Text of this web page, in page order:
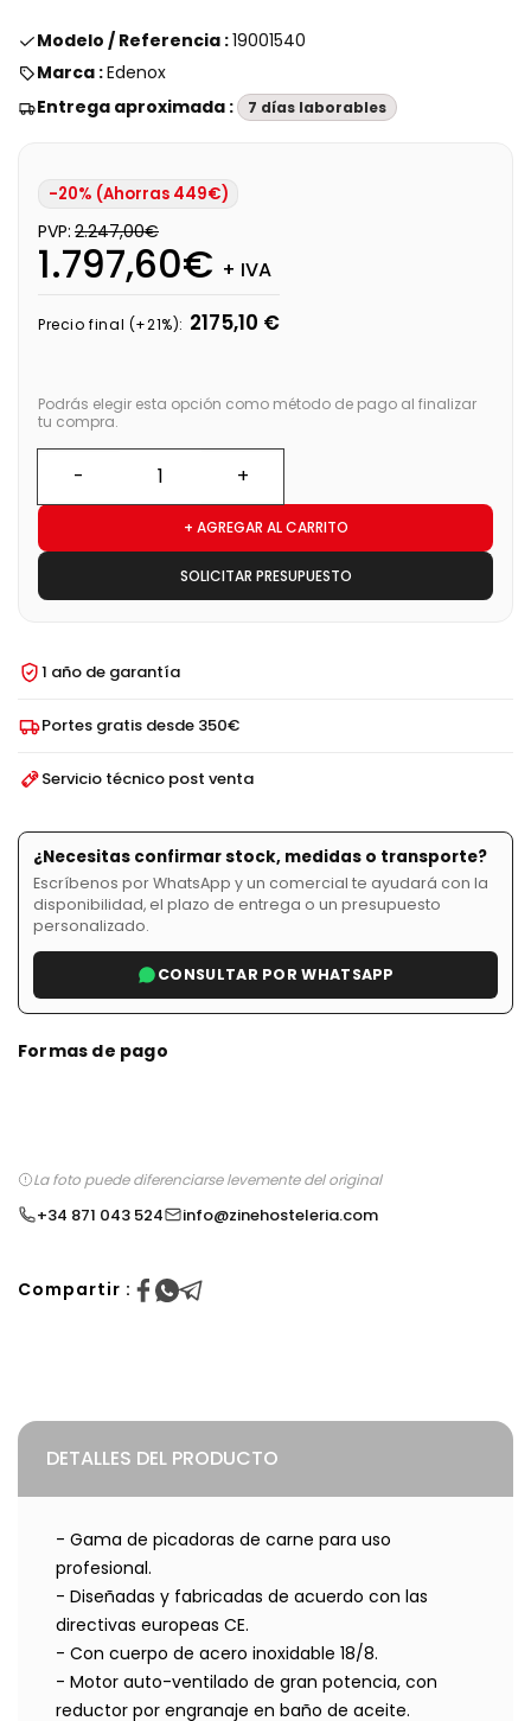
Modelo / Referencia :19001540
Marca :Edenox
Entrega aproximada :
7 días laborables
-20% (Ahorras 449€)
PVP: 2.247,00€
1.797,60€ + IVA
Precio final (+21%): 2175,10 €
Podrás elegir esta opción como método de pago al finalizar
tu compra.
+ AGREGAR AL CARRITO
SOLICITAR PRESUPUESTO
1 año de garantía
Portes gratis desde 350€
Servicio técnico post venta
¿Necesitas confirmar stock, medidas o transporte?
Escríbenos por WhatsApp y un comercial te ayudará con la
disponibilidad, el plazo de entrega o un presupuesto
personalizado.
CONSULTAR POR WHATSAPP
Formas de pago
La foto puede diferenciarse levemente del original
+34 871 043 524 info@zinehosteleria.com
Compartir :
DETALLES DEL PRODUCTO
- Gama de picadoras de carne para uso
profesional.
- Diseñadas y fabricadas de acuerdo con las
directivas europeas CE.
- Con cuerpo de acero inoxidable 18/8.
- Motor auto-ventilado de gran potencia, con
reductor por engranaje en baño de aceite.